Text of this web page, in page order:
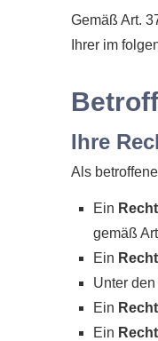
Gemäß Art.
Ihrer im
Ihre
Als
Ein
gemäß
Ein
Unter
Ein
Ein